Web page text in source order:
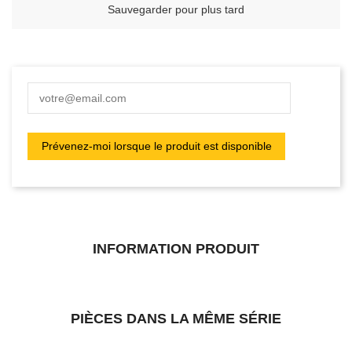
Sauvegarder pour plus tard
INFORMATION PRODUIT
PIÈCES DANS LA MÊME SÉRIE